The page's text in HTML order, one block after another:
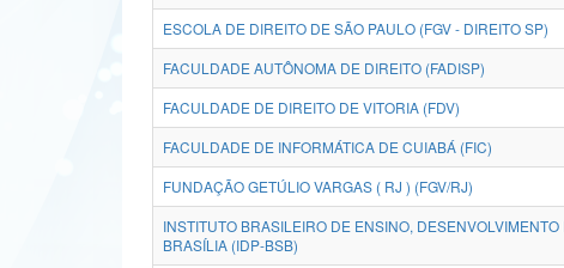
ESCOLA DE DIREITO DE SÃO PAULO (FGV - DIREITO SP)
FACULDADE AUTÔNOMA DE DIREITO (FADISP)
FACULDADE DE DIREITO DE VITORIA (FDV)
FACULDADE DE INFORMÁTICA DE CUIABÁ (FIC)
FUNDAÇÃO GETÚLIO VARGAS ( RJ ) (FGV/RJ)
INSTITUTO BRASILEIRO DE ENSINO,
BRASÍLIA (IDP-BSB)